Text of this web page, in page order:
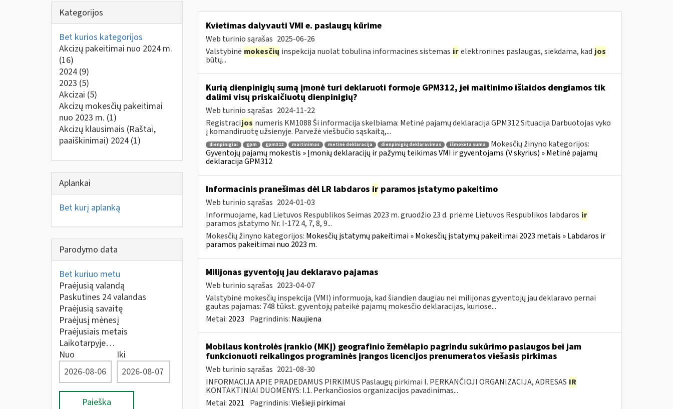
Kategorijos
Bet kurios kategorijos
Akcizų pakeitimai nuo 2024 m.
(16)
2024 (9)
2023 (5)
Akcizai (5)
Akcizų mokesčių pakeitimai
nuo 2023 m. (1)
Akcizų klausimais (Raštai,
paaiškinimai) 2024 (1)
Aplankai
Bet kurį aplanką
Parodymo data
Bet kuriuo metu
Praėjusią valandą
Paskutines 24 valandas
Praėjusią savaitę
Praėjusį mėnesį
Praėjusiais metais
Laikotarpyje…
Nuo
Iki
Paieška
Kvietimas dalyvauti VMI e. paslaugų kūrime
Web turinio sąrašas 2025-06-26
Valstybinė mokesčių inspekcija nuolat tobulina informacines sistemas ir elektronines paslaugas, siekdama, kad jos
būtų...
Kurią dienpinigių sumą įmonė turi deklaruoti formoje GPM312, jei maitinimo išlaidos dengiamos tik
dalimi visų priskaičiuotų dienpinigių?
Web turinio sąrašas 2024-11-22
Registracijos numeris KM1088 Ši informacija skelbiama: Metinė pajamų deklaracija GPM312 Situacija Darbuotojas vyko
į komandiruotę užsienyje. Parvežė viešbučio sąskaitą,...
dienpinigiai gpm gpm312 maitinimas metinė deklaracija dienpinigių deklaravimas išmokėta suma
Mokesčių žinyno kategorijos:
Gyventojų pajamų mokestis » Įmonių deklaracijų ir pažymų teikimas VMI ir gyventojams (V skyrius) » Metinė pajamų
deklaracija GPM312
Informacinis pranešimas dėl LR labdaros irparamos įstatymo pakeitimo
Web turinio sąrašas 2024-01-03
Informuojame, kad Lietuvos Respublikos Seimas 2023 m. gruodžio 23 d. priėmė Lietuvos Respublikos labdaros ir
paramos įstatymo Nr. I-172 4, 7, 8, 9...
Mokesčių žinyno kategorijos: Mokesčių įstatymų pakeitimai » Mokesčių įstatymų pakeitimai 2023 metais » Labdaros ir
paramos pakeitimai nuo 2023 m.
Milijonas gyventojų jau deklaravo pajamas
Web turinio sąrašas 2023-04-07
Valstybinė mokesčių inspekcija (VMI) informuoja, kad šiandien daugiau nei milijonas gyventojų jau deklaravo pernai
gautas pajamas: 748 tūkst. gyventojų pateikė pajamų mokesčio deklaracijas, kuriose...
Metai: 2023 Pagrindinis: Naujiena
Mobilaus kontrolės įrankio (MKĮ) geografinio žemėlapio pagrindu sukūrimo paslaugos bei jam
funkcionuoti reikalingos programinės įrangos licencijos prenumeratos viešasis pirkimas
Web turinio sąrašas 2021-08-30
INFORMACIJA APIE PRADEDAMUS PIRKIMUS Paslaugų pirkimai I. PERKANČIOJI ORGANIZACIJA, ADRESAS IR
KONTAKTINIAI DUOMENYS: I.1. Perkančiosios organizacijos pavadinimas...
Metai: 2021 Pagrindinis:Viešieji pirkimai